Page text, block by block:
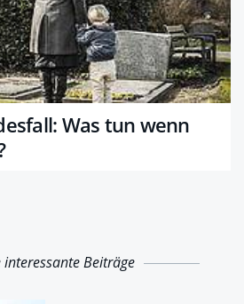
Was tun wenn
interessante Beiträge